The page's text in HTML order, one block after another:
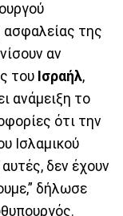
ασφαλείας της
αν
του Ισραήλ,
ανάμειξη το
ότι την
Ισλαμικού
δεν έχουν
δήλωσε